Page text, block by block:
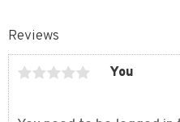
Reviews
You